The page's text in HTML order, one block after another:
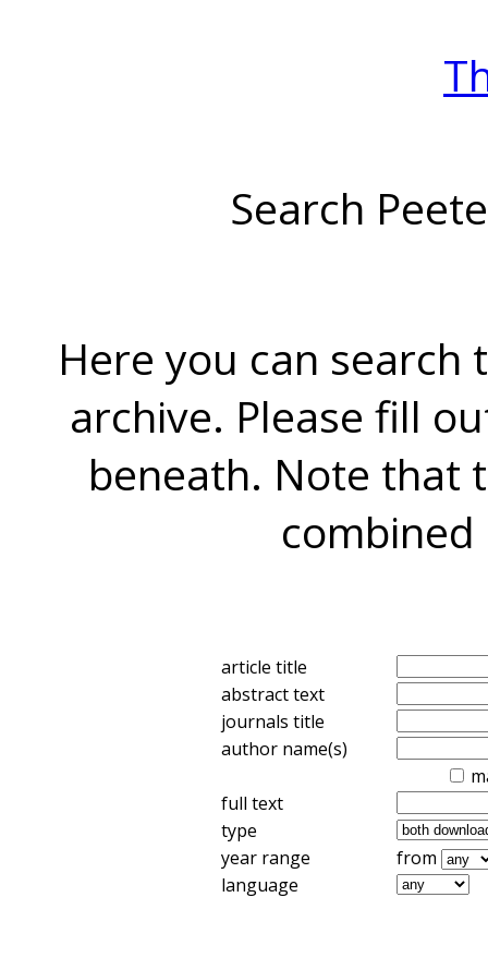
Search
Here you can search
archive. Please fill
beneath. Note that
combined
article title
abstract text
journals title
author name(s)
full text
type
year range
from
language